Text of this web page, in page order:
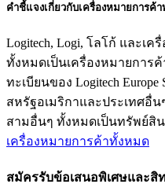
คำชี้แจงเกี่ยวกับเครื่องหมายการค้
Logitech, Logi, โลโก้ และเค
ทั้งหมดเป็นเครื่องหมายการ
ทะเบียนของ Logitech
สหรัฐอเมริกาและประเทศอื่
สามอื่นๆ ทั้งหมดเป็นทรัพย์สิน
เครื่องหมายการค้าทั้งหมด
สมัครรับข้อเสนอพิเศษและ